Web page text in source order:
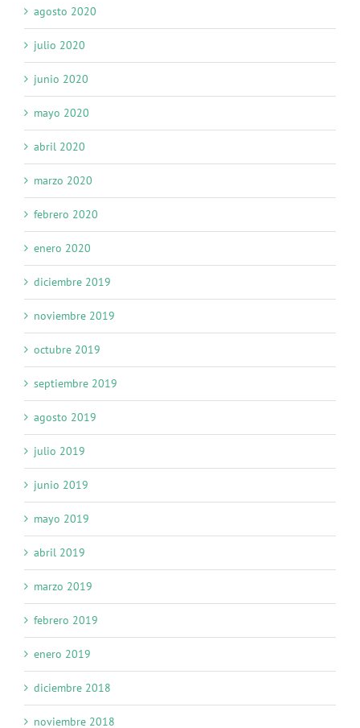
agosto 2020
julio 2020
junio 2020
mayo 2020
abril 2020
marzo 2020
febrero 2020
enero 2020
diciembre 2019
noviembre 2019
octubre 2019
septiembre 2019
agosto 2019
julio 2019
junio 2019
mayo 2019
abril 2019
marzo 2019
febrero 2019
enero 2019
diciembre 2018
noviembre 2018